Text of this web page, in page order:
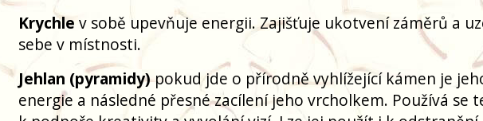
Krychle v sobě upevňuje energii. Zajišťuje ukotvení záměrů a
sebe v místnosti.
Jehlan (pyramidy)pokud jde o přírodně vyhlížející kámen je
energie a následné přesné zacílení jeho vrcholkem. Používá se